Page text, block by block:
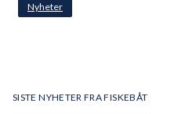
Nyheter
SISTE NYHETER FRA FISKEBÅT